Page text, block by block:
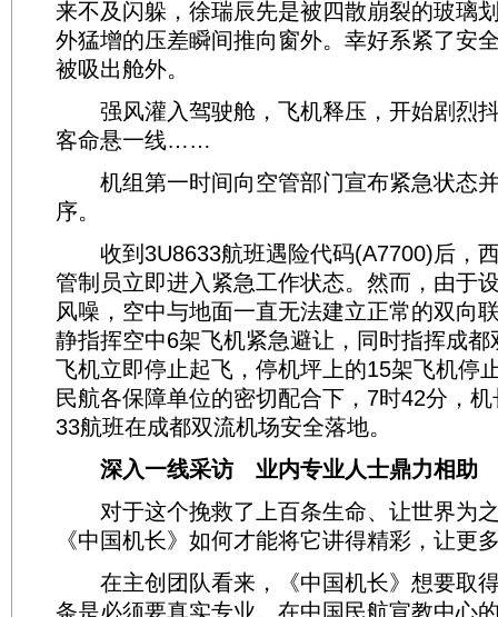
来不及闪躲，徐瑞辰先是被四散崩裂的玻璃
外猛增的压差瞬间推向窗外。幸好系紧了安
被吸出舱外。
强风灌入驾驶舱，飞机释压，开始剧烈
客命悬一线……
机组第一时间向空管部门宣布紧急状态
序。
收到3U8633航班遇险代码(A7700)后，
管制员立即进入紧急工作状态。然而，由于
风噪，空中与地面一直无法建立正常的双向
静指挥空中6架飞机紧急避让，同时指挥成
飞机立即停止起飞，停机坪上的15架飞机停
民航各保障单位的密切配合下，7时42分，
33航班在成都双流机场安全落地。
深入一线采访 业内专业人士鼎力相助
对于这个挽救了上百条生命、让世界为
《中国机长》如何才能将它讲得精彩，让更
在主创团队看来，《中国机长》想要取
条是必须要真实专业。在中国民航宣教中心